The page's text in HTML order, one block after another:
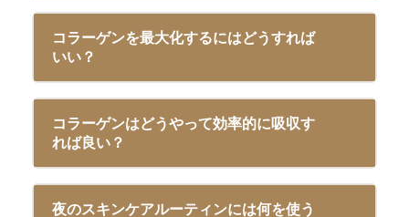
コラーゲンを最大化するにはどうすれば
いい？
コラーゲンはどうやって効率的に吸収す
れば良い？
夜のスキンケアルーティンには何を使う